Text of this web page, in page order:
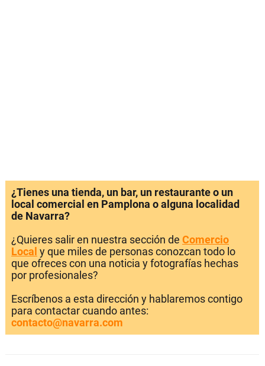
¿Tienes una tienda, un bar, un restaurante o un
local comercial en Pamplona o alguna localidad
de Navarra?
¿Quieres salir en nuestra sección de Comercio
Local y que miles de personas conozcan todo lo
que ofreces con una noticia y fotografías hechas
por profesionales?
Escríbenos a esta dirección y hablaremos contigo
para contactar cuando antes:
contacto@navarra.com